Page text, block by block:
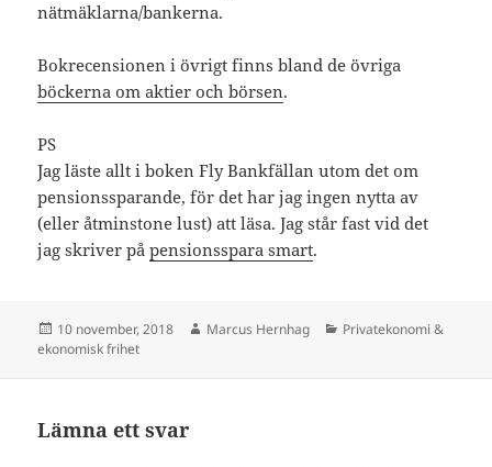
nätmäklarna/bankerna.
Bokrecensionen i övrigt finns bland de övriga
böckerna om aktier och börsen.
PS
Jag läste allt i boken Fly Bankfällan utom det om
pensionssparande, för det har jag ingen nytta av
(eller åtminstone lust) att läsa. Jag står fast vid det
jag skriver påpensionsspara smart.
Postat
10 november, 2018 Författare
Marcus Hernhag Kategorier
Privatekonomi &
ekonomisk frihet
Lämna ett svar